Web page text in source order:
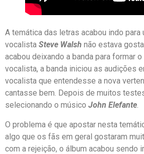
A temática das letras acabou indo para
vocalista Steve Walsh não estava
acabou deixando a banda para formar
vocalista, a banda iniciou as audições
vocalista que entendesse a nova
cantasse bem. Depois de muitos
selecionando o músico John Elefante.
O problema é que apostar nesta
algo que os fãs em geral gostaram
com a rejeição, o álbum acabou sendo